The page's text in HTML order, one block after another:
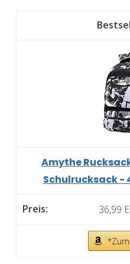
Amythe
Schulrucksack -
36,99
*Zum